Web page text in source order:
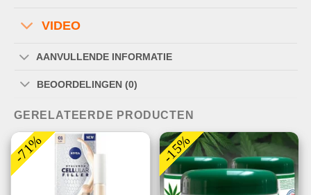
VIDEO
AANVULLENDE INFORMATIE
BEOORDELINGEN (0)
GERELATEERDE PRODUCTEN
-71% -15%